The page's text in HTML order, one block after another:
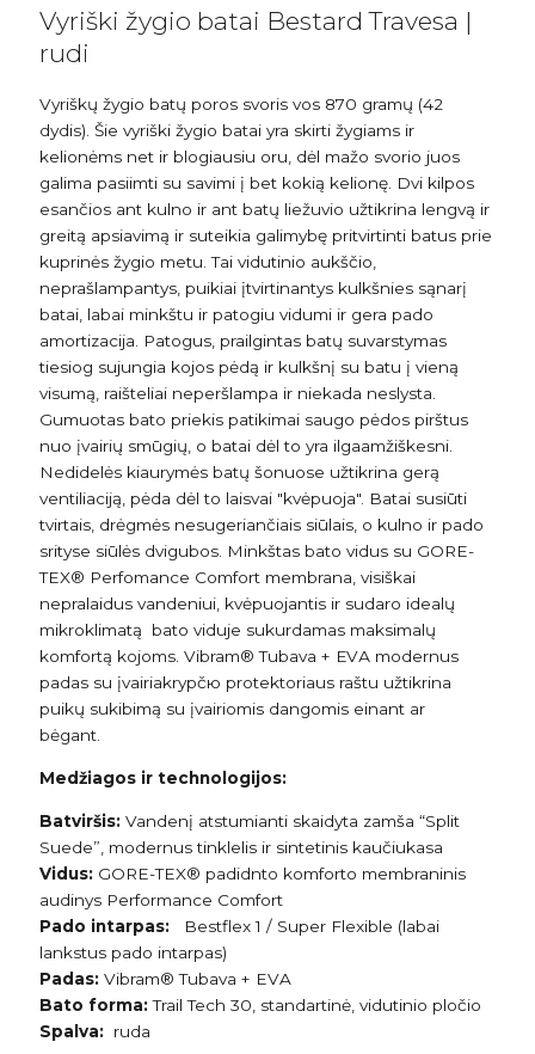
Vyriški žygio batai Bestard Travesa |
rudi
Vyriškų žygio batų poros svoris vos 870 gramų (42
dydis). Šie vyriški žygio batai yra skirti žygiams ir
kelionėms net ir blogiausiu oru, dėl mažo svorio juos
galima pasiimti su savimi į bet kokią kelionę. Dvi kilpos
esančios ant kulno ir ant batų liežuvio užtikrina lengvą ir
greitą apsiavimą ir suteikia galimybę pritvirtinti batus prie
kuprinės žygio metu. Tai vidutinio aukščio,
neprašlampantys, puikiai įtvirtinantys kulkšnies sąnarį
batai, labai minkštu ir patogiu vidumi ir gera pado
amortizacija. Patogus, prailgintas batų suvarstymas
tiesiog sujungia kojos pėdą ir kulkšnį su batu į vieną
visumą, raišteliai neperšlampa ir niekada neslysta.
Gumuotas bato priekis patikimai saugo pėdos pirštus
nuo įvairių smūgių, o batai dėl to yra ilgaamžiškesni.
Nedidelės kiaurymės batų šonuose užtikrina gerą
ventiliaciją, pėda dėl to laisvai "kvėpuoja". Batai susiūti
tvirtais, drėgmės nesugeriančiais siūlais, o kulno ir pado
srityse siūlės dvigubos. Minkštas bato vidus su GORE-
TEX® Perfomance Comfort membrana, visiškai
nepralaidus vandeniui, kvėpuojantis ir sudaro idealų
mikroklimatą bato viduje sukurdamas maksimalų
komfortą kojoms. Vibram® Tubava + ЕVА modernus
padas su įvairiakrypčю protektoriaus raštu užtikrina
puikų sukibimą su įvairiomis dangomis einant ar
bėgant.
Medžiagos ir technologijos:
Batviršis:Vandenį atstumianti skaidyta zamša “Split
Suede”, modernus tinklelis ir sintetinis kaučiukasa
Vidus: GORE-TEX® padidnto komforto membraninis
audinys Performance Comfort
Pado intarpas:
Bestflex 1 / Super Flexible (labai
lankstus pado intarpas)
Padas:Vibram® Tubava + EVA
Bato forma:Trail Tech 30, standartinė, vidutinio pločio
Spalva: ruda